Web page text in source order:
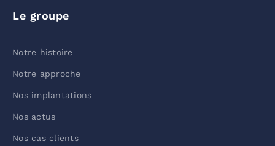
Le groupe
Notre histoire
Notre approche
Nos implantations
Nos actus
Nos cas clients